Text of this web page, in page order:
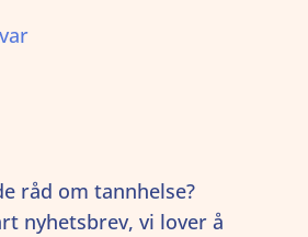
råd om tannhelse?
nyhetsbrev, vi lover å